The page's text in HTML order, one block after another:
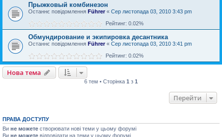
Прыжковый комбинезон
Останнє повідомлення Führer« Сер листопада 03, 2010 3:43 pm
Рейтинг: 0.02%
Обмундирование и экипировка десантника
Останнє повідомлення Führer« Сер листопада 03, 2010 3:41 pm
Рейтинг: 0.02%
Нова тема
6 тем • Сторінка 1 з 1
Перейти
ПРАВА ДОСТУПУ
Ви не можете створювати нові теми у цьому форумі
Ви не можете відповідати на теми у цьому форумі